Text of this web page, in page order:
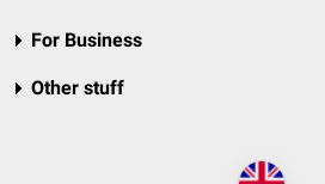
For Business
Other stuff